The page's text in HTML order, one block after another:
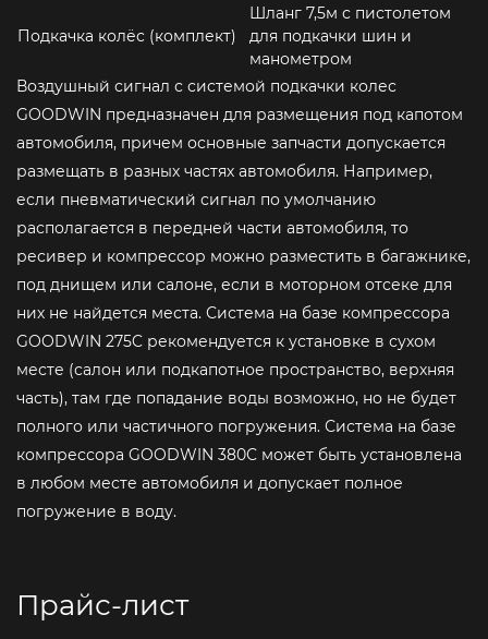
Подкачка колёс (комплект)
Шланг 7,5м с пистолетом
для подкачки шин и
манометром
Воздушный сигнал с системой подкачки колес
GOODWIN предназначен для размещения под капотом
автомобиля, причем основные запчасти допускается
размещать в разных частях автомобиля. Например,
если пневматический сигнал по умолчанию
располагается в передней части автомобиля, то
ресивер и компрессор можно разместить в багажнике,
под днищем или салоне, если в моторном отсеке для
них не найдется места. Система на базе компрессора
GOODWIN 275C рекомендуется к установке в сухом
месте (салон или подкапотное пространство, верхняя
часть), там где попадание воды возможно, но не будет
полного или частичного погружения. Система на базе
компрессора GOODWIN 380С может быть установлена
в любом месте автомобиля и допускает полное
погружение в воду.
Прайс-лист